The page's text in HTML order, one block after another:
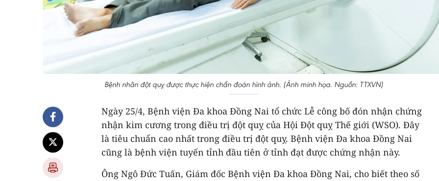
Bệnh nhân đột quỵ được thực hiện chẩn đoán hình ảnh. (Ảnh minh họa. Nguồn: TTXVN)
Ngày 25/4, Bệnh viện Đa khoa Đồng Nai tổ chức Lễ công bố đón nhận chứng
nhận kim cương trong điều trị đột quỵ của Hội Đột quỵ Thế giới (WSO). Đây
là tiêu chuẩn cao nhất trong điều trị đột quỵ. Bệnh viện Đa khoa Đồng Nai
cũng là bệnh viện tuyến tỉnh đầu tiên ở tỉnh đạt được chứng nhận này.
Ông Ngô Đức Tuấn, Giám đốc Bệnh viện Đa khoa Đồng Nai, cho biết theo số